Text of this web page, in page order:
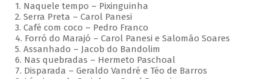
1. Naquele tempo – Pixinguinha
2. Serra Preta – Carol Panesi
3. Café com coco – Pedro Franco
4. Forró do Marajó – Carol Panesi e Salomão Soares
5. Assanhado – Jacob do Bandolim
6. Nas quebradas – Hermeto Paschoal
7. Disparada – Geraldo Vandré e Téo de Barros